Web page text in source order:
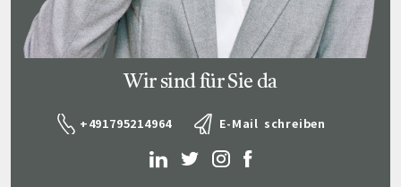
Wir sind für Sie da
+491795214964 E-Mail schreiben